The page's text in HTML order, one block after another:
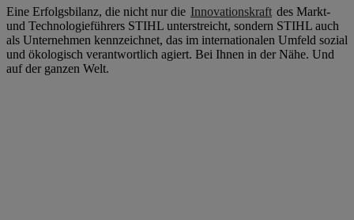
Eine Erfolgsbilanz, die nicht nur die Innovationskraft des Markt-
und Technologieführers STIHL unterstreicht, sondern STIHL auch
als Unternehmen kennzeichnet, das im internationalen Umfeld sozial
und ökologisch verantwortlich agiert. Bei Ihnen in der Nähe. Und
auf der ganzen Welt.